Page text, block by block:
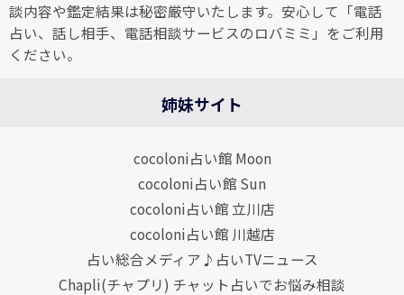
談内容や鑑定結果は秘密厳守いたします。安心して「電話
占い、話し相手、電話相談サービスのロバミミ」をご利用
ください。
姉妹サイト
cocoloni占い館 Moon
cocoloni占い館 Sun
cocoloni占い館 立川店
cocoloni占い館 川越店
占い総合メディア♪占いTVニュース
Chapli(チャプリ) チャット占いでお悩み相談